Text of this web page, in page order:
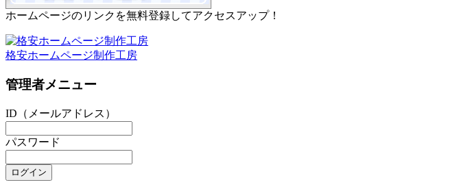
ホームページのリンクを無料登録してアクセスアップ！
格安ホームページ制作工房
管理者メニュー
ID（メールアドレス）
パスワード